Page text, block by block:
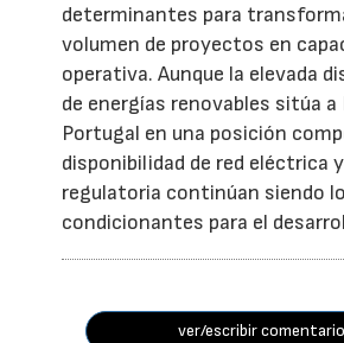
determinantes para
volumen de proyectos en
operativa. Aunque la elevada
de energías renovables sitúa a
Portugal en una posición
disponibilidad de red eléctrica
regulatoria continúan siendo
condicionantes para el
ver/escribir